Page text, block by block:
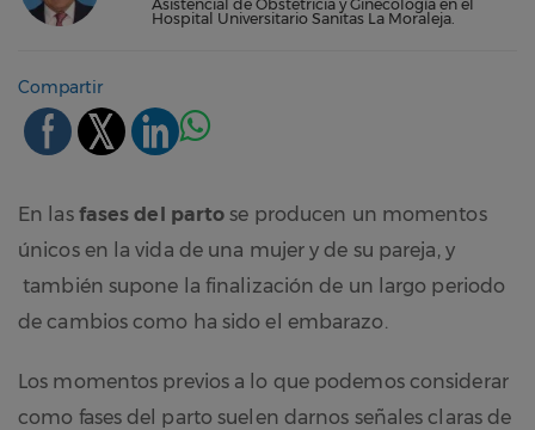
Asistencial de Obstetricia y Ginecología en el
Hospital Universitario Sanitas La Moraleja.
Compartir
En lasfases del parto se producen un momentos
únicos en la vida de una mujer y de su pareja, y
también supone la finalización de un largo periodo
de cambios como ha sido el embarazo.
Los momentos previos a lo que podemos considerar
como fases del parto suelen darnos señales claras de